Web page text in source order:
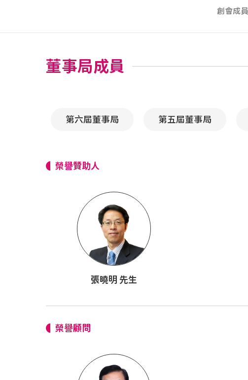
創會成員
董事局成員
第六屆董事局 第五屆董事局
榮譽贊助人
張曉明 先生
榮譽顧問